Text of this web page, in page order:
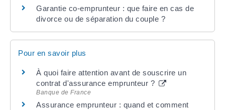
Garantie co-emprunteur : que faire en cas de
divorce ou de séparation du couple ?
Pour en savoir plus
À quoi faire attention avant de souscrire un
contrat d'assurance emprunteur ?
Banque de France
Assurance emprunteur : quand et comment